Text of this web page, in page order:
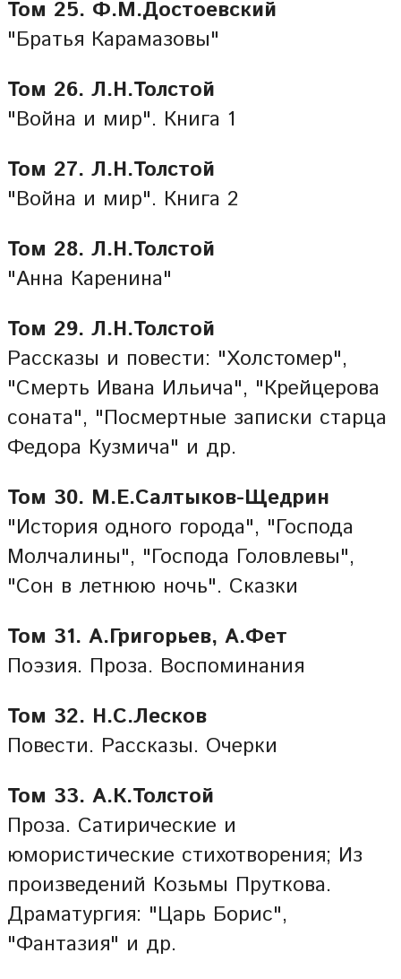
Том 25. Ф.М.Достоевский
"Братья Карамазовы"
Том 26. Л.Н.Толстой
"Война и мир". Книга 1
Том 27. Л.Н.Толстой
"Война и мир". Книга 2
Том 28. Л.Н.Толстой
"Анна Каренина"
Том 29. Л.Н.Толстой
Рассказы и повести: "Холстомер",
"Смерть Ивана Ильича", "Крейцерова
соната", "Посмертные записки старца
Федора Кузмича" и др.
Том 30. М.Е.Салтыков-Щедрин
"История одного города", "Господа
Молчалины", "Господа Головлевы",
"Сон в летнюю ночь". Сказки
Том 31. А.Григорьев, А.Фет
Поэзия. Проза. Воспоминания
Том 32. Н.С.Лесков
Повести. Рассказы. Очерки
Том 33. А.К.Толстой
Проза. Сатирические и
юмористические стихотворения; Из
произведений Козьмы Пруткова.
Драматургия: "Царь Борис",
"Фантазия" и др.